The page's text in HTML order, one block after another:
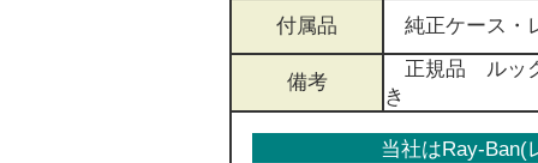
付属品 純正ケース・
備考
正規品 ルック
き
当社はRay-Ban(